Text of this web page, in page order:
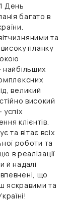
День
багато в
та
планку
найбільших
великий
високий
клієнтів.
та вітає всіх
роботи та
в реалізації
й надалі
що
яскравими та